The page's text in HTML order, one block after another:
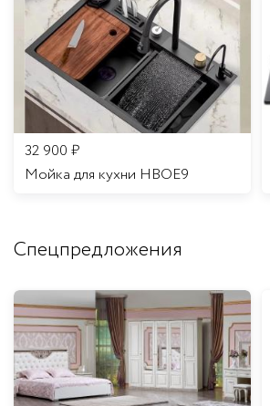
32 900 ₽
Мойка для кухни HBOE9
Спецпредложения